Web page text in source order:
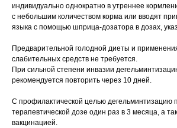
индивидуально однократно в утреннее
с небольшим количеством корма или вводят
языка с помощью шприца-дозатора в дозах,
Предварительной голодной диеты и
слабительных средств не требуется.
При сильной степени инвазии
рекомендуется повторить через 10 дней.
С профилактической целью дегельминтизацию
терапевтической дозе один раз в 3 месяца, а
вакцинацией.